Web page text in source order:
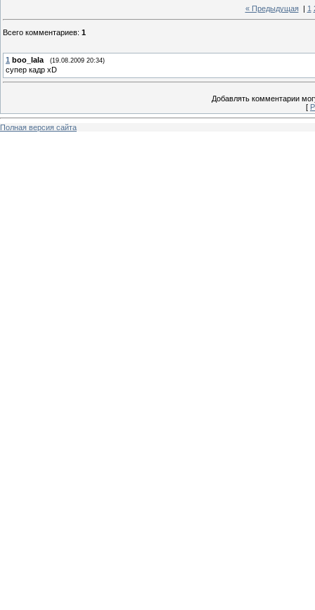
« Предыдущая| 1
Всего комментариев: 1
1 boo_lala (19.08.2009 20:34)
супер кадр xD
Добавлять комментарии
[
Полная версия сайта